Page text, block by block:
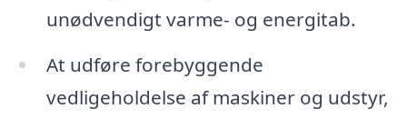
unødvendigt varme- og energitab.
At udføre forebyggende
vedligeholdelse af maskiner og udstyr,